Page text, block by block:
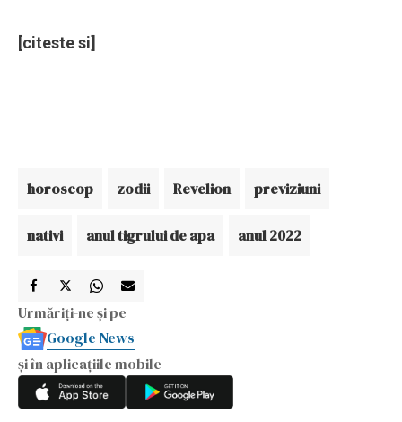
[citeste si]
horoscop zodii Revelion previziuni
nativi anul tigrului de apa anul 2022
Urmăriți-ne și pe
Google News
și în aplicațiile mobile